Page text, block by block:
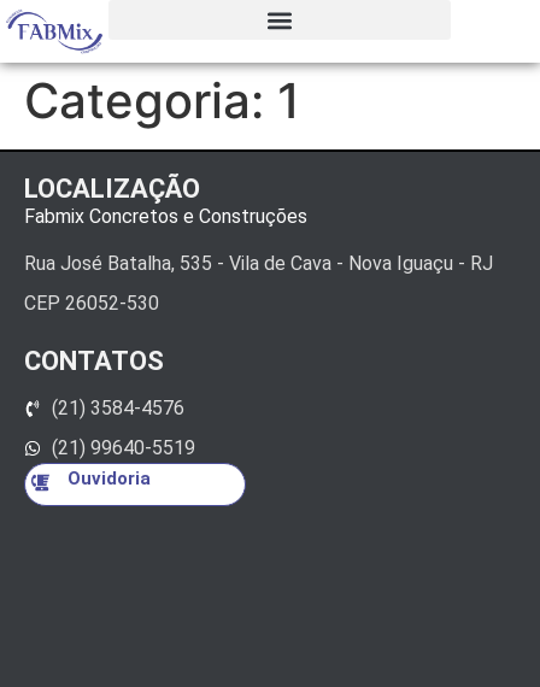
Categoria: 1
LOCALIZAÇÃO
Fabmix Concretos e Construções
Rua José Batalha, 535 - Vila de Cava - Nova Iguaçu - RJ
CEP 26052-530
CONTATOS
(21) 3584-4576
(21) 99640-5519
Ouvidoria